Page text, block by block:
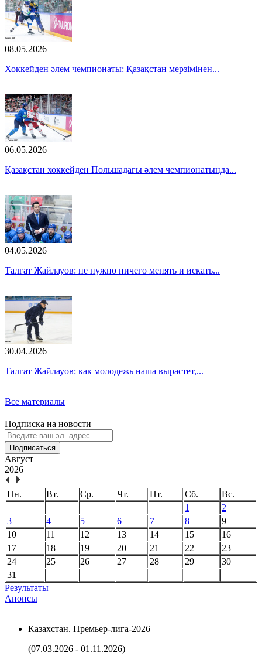
08.05.2026
Хоккейден әлем чемпионаты: Қазақстан мерзімінен...
06.05.2026
Қазақстан хоккейден Польшадағы әлем чемпионатында...
04.05.2026
Талгат Жайлауов: не нужно ничего менять и искать...
30.04.2026
Талгат Жайлауов: как молодежь наша вырастет,...
Все материалы
Подписка на новости
Подписаться
Август
2026
Пн. Вт. Ср. Чт. Пт. Сб.
Вс.
1
2
3
4 5 6 7 8
9
10
11 12 13 14 15
16
17
18 19 20 21 22
23
24
25 26 27 28 29
30
31
Результаты
Анонсы
Казахстан. Премьер-лига-2026
(07.03.2026 - 01.11.2026)